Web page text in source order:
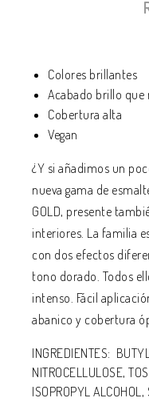
Colores brillantes
Acabado brillo que
Cobertura alta
Vegan
¿Y si añadimos un
nueva gama de
GOLD, presente
interiores. La familia
con dos efectos
tono dorado. Todos
intenso. Fácil
abanico y cobertura
INGREDIENTES:
NITROCELLULOSE,
ISOPROPYL